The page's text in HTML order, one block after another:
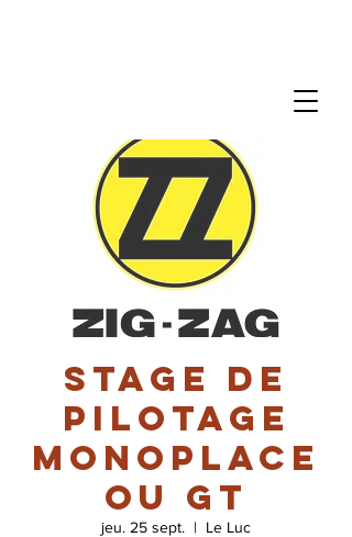
Stage de
pilotage
monoplace
ou GT
jeu. 25 sept.
  |
Le Luc